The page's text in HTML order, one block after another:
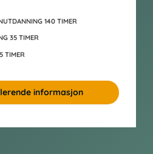
140 TIMER
35 TIMER
TIMER
informasjon